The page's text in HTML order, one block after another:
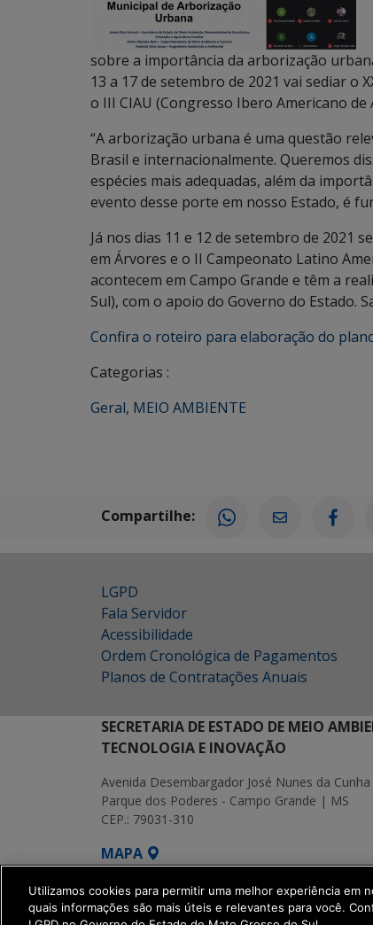
sobre a importância da arborização
13 a 17 de setembro de 2021 vai sediar o
o III CIAU (Congresso Ibero Americano
“A arborização urbana é uma questão
Brasil e internacionalmente. Queremos
espécies mais adequadas, além da
evento desse porte em nosso Estado, é
Já nos dias 11 e 12 de setembro de 2021
em Árvores e o II Campeonato Latino
acontecem em Campo Grande e têm a
Sul), com o apoio do Governo do Estado.
Confira o roteiro para elaboração do
Categorias :
Geral, MEIO AMBIENTE
Compartilhe:
LGPD
Fala Servidor
Acessibilidade
Ordem Cronológica de Pagamentos
Planos de Contratações Anuais
SECRETARIA DE ESTADO DE MEIO
TECNOLOGIA E INOVAÇÃO
Avenida Desembargador José Nunes da
Parque dos Poderes - Campo Grande | MS
CEP.: 79031-310
MAPA
SETDIG | Secretaria-Executiva de
Utilizamos cookies para permitir uma melhor experiência em
quais informações são mais úteis e relevantes para você.